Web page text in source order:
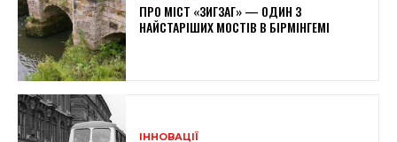
ПРО МІСТ «ЗИГЗАГ» — ОДИН З
НАЙСТАРІШИХ МОСТІВ В БІРМІНГЕМІ
ІННОВАЦІЇ